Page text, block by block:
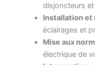
disjoncteurs
Installation et
éclairages et
Mise aux
électrique de